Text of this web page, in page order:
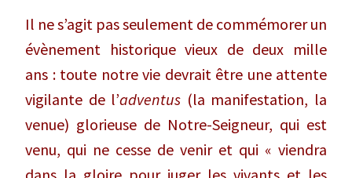
Il ne s’agit pas seulement de commémorer un
évènement historique vieux de deux mille
ans : toute notre vie devrait être une attente
vigilante de l’adventus (la manifestation, la
venue) glorieuse de Notre-Seigneur, qui est
venu, qui ne cesse de venir et qui « viendra
dans la gloire pour juger les vivants et les